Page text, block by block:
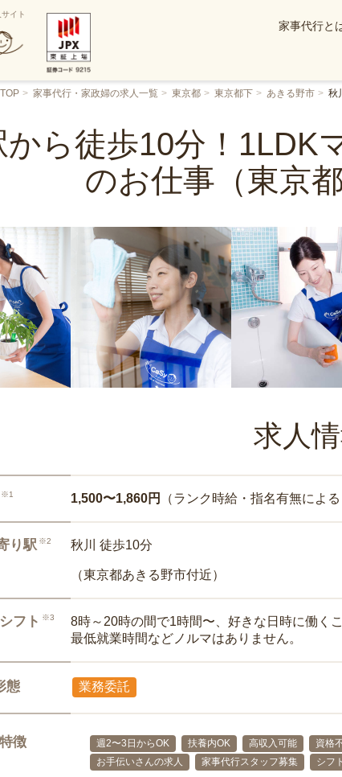
イト
家事代行と
家事代行・家政婦の求人一覧 東京都 東京都下 あきる野市 秋
から徒歩10分！1LDK
のお仕事（東京
求人
※1 1,500〜1,860円 （ランク時給・指名有無によ
り駅 ※2 秋川 徒歩10分
（東京都あきる野市付近）
フト ※3
8時～20時の間で1時間〜、好きな日時に働く
最低就業時間などノルマはありません。
態 業務委託
徴 週2〜3日からOK 扶養内OK 高収入可能 資格
お手伝いさんの求人
家事代行スタッフ募集 シフ